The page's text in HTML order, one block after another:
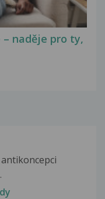
naděje pro ty,